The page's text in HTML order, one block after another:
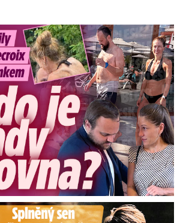
s Havránkem: Kdo je tady královna?
Brzobohatého: Zahrál si svého tátu